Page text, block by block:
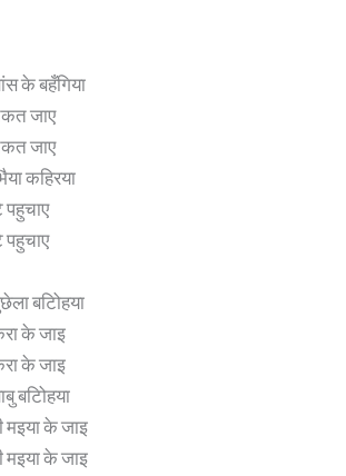
के बहँगिया
जाए
जाए
कहिरया
पहुचाए
पहुचाए
बटोिहया
के जाइ
के जाइ
बटोिहया
मइया के जाइ
मइया के जाइ